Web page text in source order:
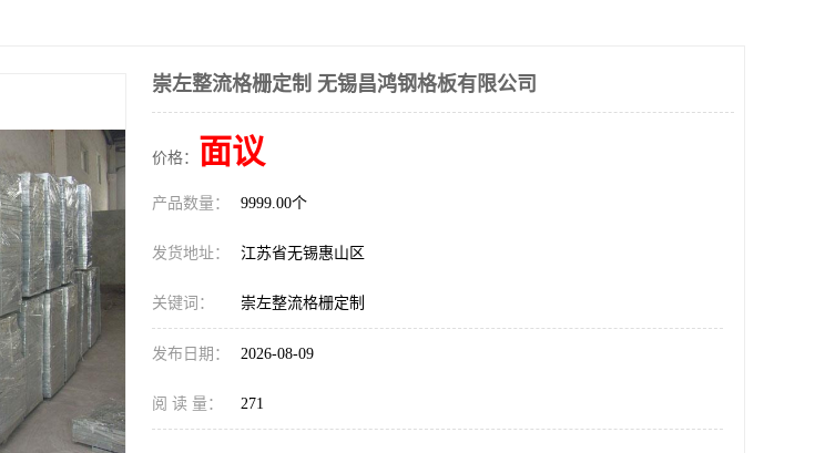
崇左整流格栅定制 无锡昌鸿钢格板有限公司
价格： 面议
产品数量： 9999.00个
发货地址： 江苏省无锡惠山区
关键词： 崇左整流格栅定制
发布日期： 2026-08-09
阅 读 量： 271